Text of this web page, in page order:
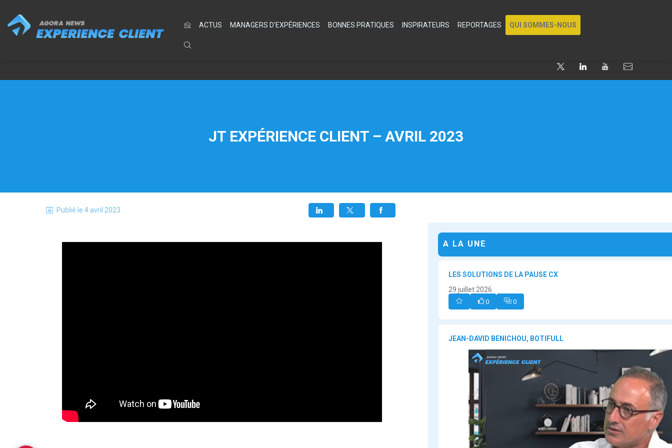
ACTUS MANAGERS D'EXPÉRIENCES BONNES PRATIQUES INSPIRATEURS REPORTAGES QUI SOMMES-NOUS
JT EXPÉRIENCE CLIENT – AVRIL 2023
Publié le 4 avril 2023
A LA UNE
LES SOLUTIONS DE LA PAUSE CX
29 juillet 2026
0 0
JEAN-DAVID BENICHOU, BOTIFULL